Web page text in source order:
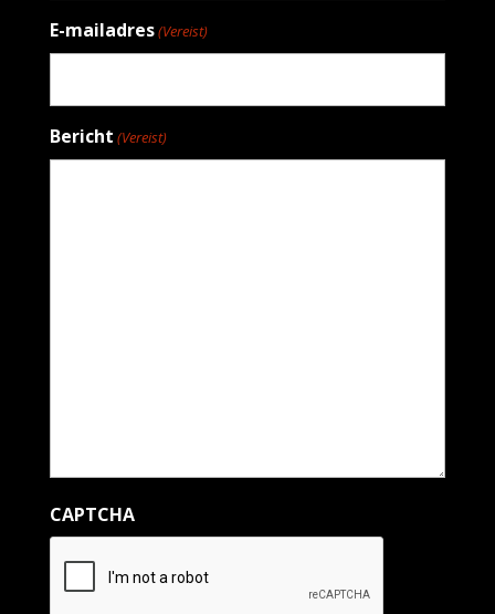
E-mailadres(Vereist)
Bericht (Vereist)
CAPTCHA